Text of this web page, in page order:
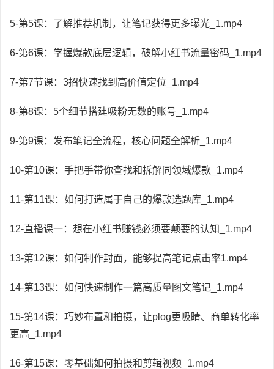
5-第5课：了解推荐机制，让笔记获得更多曝光_1.mp4
6-第6课：学握爆款底层逻辑，破解小红书流量密码_1.mp4
7-第7节课：3招快速找到高价值定位_1.mp4
8-第8课：5个细节搭建吸粉无数的账号_1.mp4
9-第9课：发布笔记全流程，核心问题全解析_1.mp4
10-第10课：手把手带你查找和拆解同领域爆款_1.mp4
11-第11课：如何打造属于自己的爆款选题库_1.mp4
12-直播课一：想在小红书赚钱必须要颠要的认知_1.mp4
13-第12课：如何制作封面，能够提高笔记点击率1.mp4
14-第13课：如何快速制作一篇高质量图文笔记_1.mp4
15-第14课：巧妙布置和拍摄，让plog更吸睛、商单转化率
更高_1.mp4
16-第15课：零基础如何拍摄和剪辑视频_1.mp4